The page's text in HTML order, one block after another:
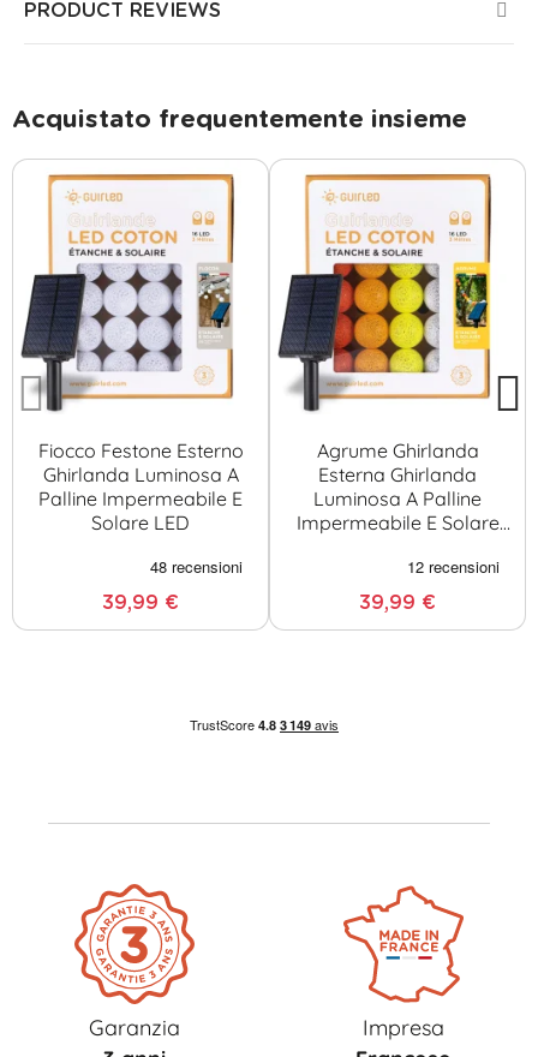
PRODUCT REVIEWS
Acquistato frequentemente insieme
Fiocco Festone Esterno
Ghirlanda Luminosa A
Palline Impermeabile E
Solare LED
39,99 €
Agrume Ghirlanda
Esterna Ghirlanda
Luminosa A Palline
Impermeabile E Solare
39,99 €
Garanzia
Impresa